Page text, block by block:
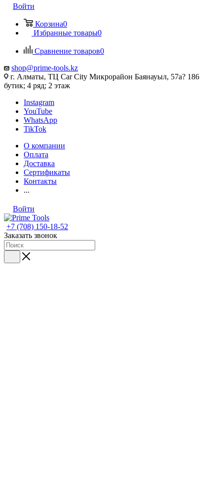
Войти
Корзина0
Избранные товары0
Сравнение товаров0
shop@prime-tools.kz
г. Алматы, ТЦ Car City​ ​Микрорайон Баянауыл, 57а? ​186
бутик; 4 ряд; 2 этаж
Instagram
YouTube
WhatsApp
TikTok
О компании
Оплата
Доставка
Сертификаты
Контакты
...
Войти
+7 (708) 150-18-52
Заказать звонок